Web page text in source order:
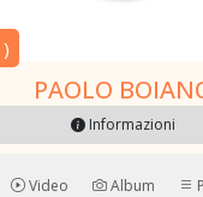
)
PAOLO
Informazioni
Video Album